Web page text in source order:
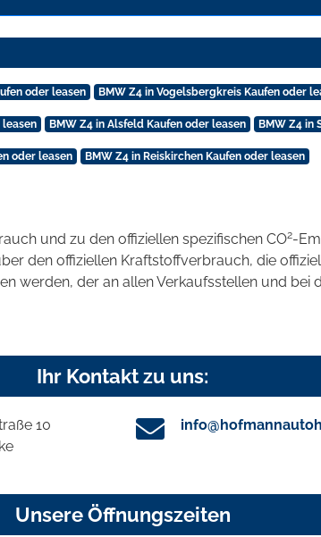
oder leasen BMW Z4 in Vogelsbergkreis Kaufen oder
leasen BMW Z4 in Alsfeld Kaufen oder leasen BMW Z4 in
oder leasen BMW Z4 in Reiskirchen Kaufen oder leasen
und zu den offiziellen spezifischen CO2-
den offiziellen Kraftstoffverbrauch, die
werden, der an allen Verkaufsstellen und bei
Ihr Kontakt zu uns:
10
Unsere Öffnungszeiten